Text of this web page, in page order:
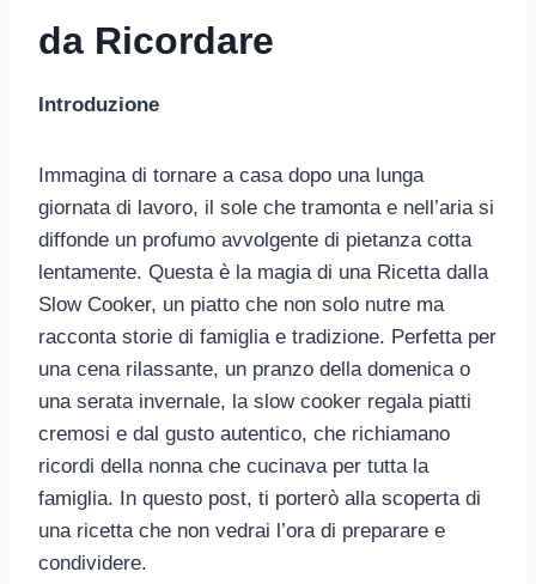
da Ricordare
Introduzione
Immagina di tornare a casa dopo una lunga
giornata di lavoro, il sole che tramonta e nell’aria si
diffonde un profumo avvolgente di pietanza cotta
lentamente. Questa è la magia di una Ricetta dalla
Slow Cooker, un piatto che non solo nutre ma
racconta storie di famiglia e tradizione. Perfetta per
una cena rilassante, un pranzo della domenica o
una serata invernale, la slow cooker regala piatti
cremosi e dal gusto autentico, che richiamano
ricordi della nonna che cucinava per tutta la
famiglia. In questo post, ti porterò alla scoperta di
una ricetta che non vedrai l’ora di preparare e
condividere.